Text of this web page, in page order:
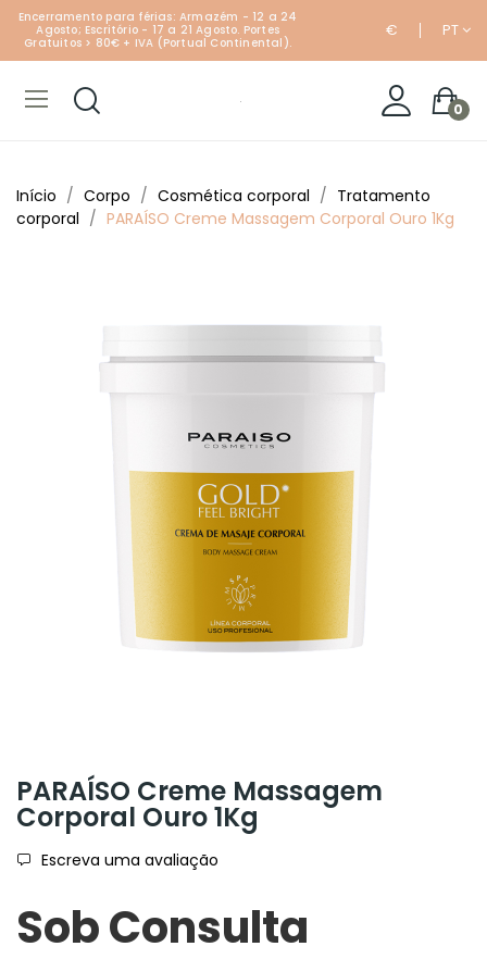
Encerramento para férias: Armazém - 12 a 24
Agosto; Escritório - 17 a 21 Agosto. Portes
Gratuitos > 80€ + IVA (Portual Continental).
€ PT
0
Início Corpo Cosmética corporal
Tratamento
corporal
PARAÍSO Creme Massagem Corporal Ouro 1Kg
PARAÍSO Creme Massagem
Corporal Ouro 1Kg
Escreva uma avaliação
Sob Consulta